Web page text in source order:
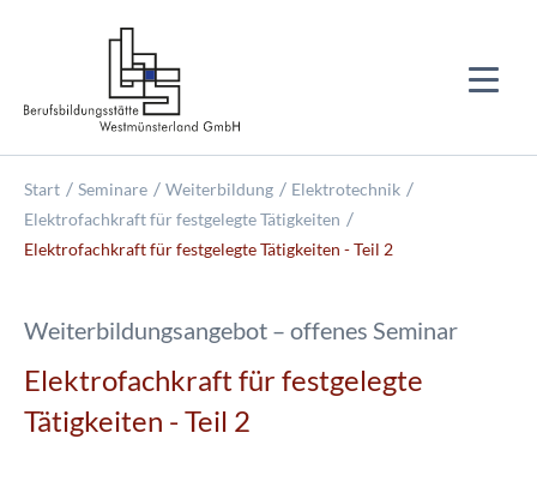
Start Seminare Weiterbildung
Elektrotechnik
Elektrofachkraft für festgelegte Tätigkeiten
Elektrofachkraft für festgelegte Tätigkeiten - Teil 2
Weiterbildungsangebot – offenes Seminar
Elektrofachkraft für festgelegte
Tätigkeiten - Teil 2